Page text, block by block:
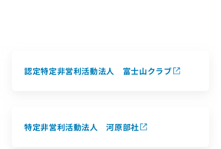
認定特定非営利活動法人 富士山クラブ
特定非営利活動法人 河原部社